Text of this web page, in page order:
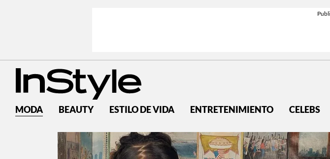
MODA BEAUTY ESTILO DE VIDA ENTRETENIMIENTO CELEBS